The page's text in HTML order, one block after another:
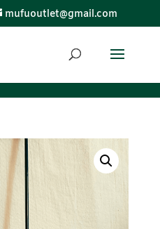
mufuoutlet@gmail.com